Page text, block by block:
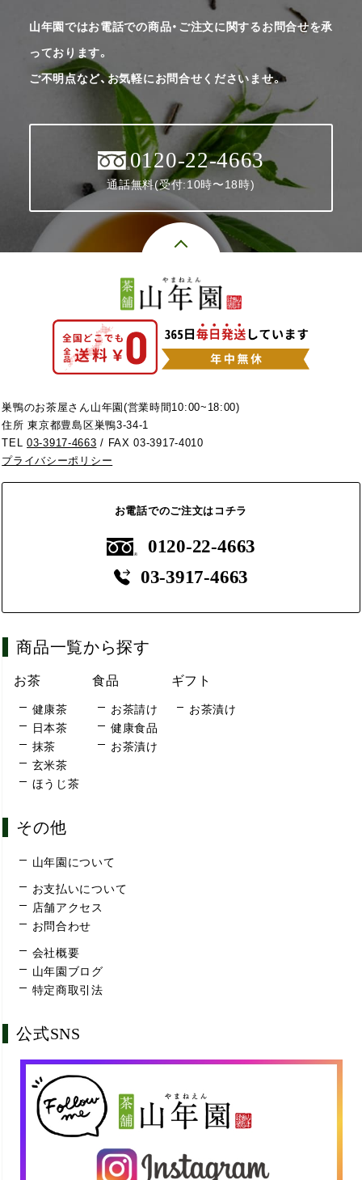
山年園ではお電話での商品・ご注文に関するお問合せを承
っております。
ご不明点など、お気軽にお問合せくださいませ。
0120-22-4663
通話無料(受付:10時〜18時)
巣鴨のお茶屋さん山年園(営業時間10:00~18:00)
住所 東京都豊島区巣鴨3-34-1
TEL03-3917-4663 / FAX 03-3917-4010
プライバシーポリシー
お電話でのご注文はコチラ
0120-22-4663
03-3917-4663
商品一覧から探す
お茶
健康茶
日本茶
抹茶
玄米茶
ほうじ茶
食品
お茶請け
健康食品
お茶漬け
ギフト
お茶漬け
その他
山年園について
お支払いについて
店舗アクセス
お問合わせ
会社概要
山年園ブログ
特定商取引法
公式SNS